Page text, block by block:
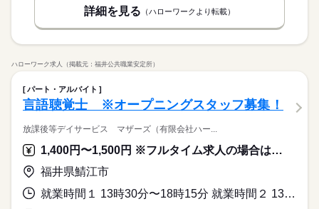
詳細を見る （ハローワークより転載）
ハローワーク求人（掲載元：福井公共職業安定所）
パート・アルバイト
言語聴覚士 ※オープニングスタッフ募集！
放課後等デイサービス マザーズ（有限会社ハー...
1,400円〜1,500円 ※フルタイム求人の場合は月額（換算額）、パート求人の場合は時間額を表示しています。
福井県鯖江市
就業時間１ 13時30分〜18時15分 就業時間２ 13時30分〜17時30分 就業時間３ 14時30分〜18時15分 就業時間に関する特記事項 必ず勤務して欲しい時間帯 ※いずれも応相談